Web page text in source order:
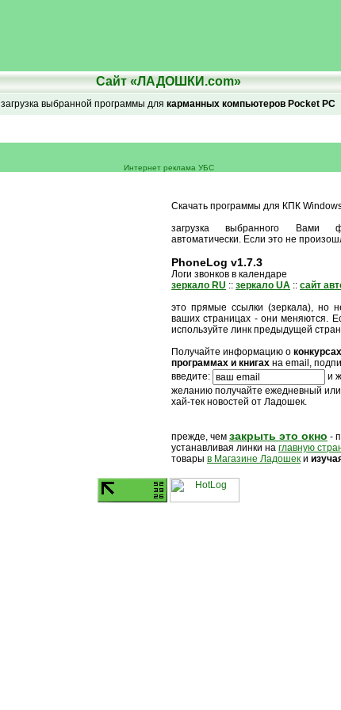
Сайт «ЛАДОШКИ.com»
загрузка выбранной программы для карманных компьютеров Pocket PC
Интернет реклама УБС
Скачать программы для КПК
загрузка выбранного Вами
автоматически. Если это не
PhoneLog v1.7.3
Логи звонков в календаре
зеркало RU :: зеркало UA :: сайт
это прямые ссылки (зеркала), но
ваших страницах - они меняются.
используйте линк предыдущей
Получайте информацию о конкурсах
программах и книгах на email,
введите:
и
желанию получайте ежедневный
хай-тек новостей от Ладошек.
прежде, чем закрыть это окно -
устанавливая линки на главную
товары в Магазине Ладошек и